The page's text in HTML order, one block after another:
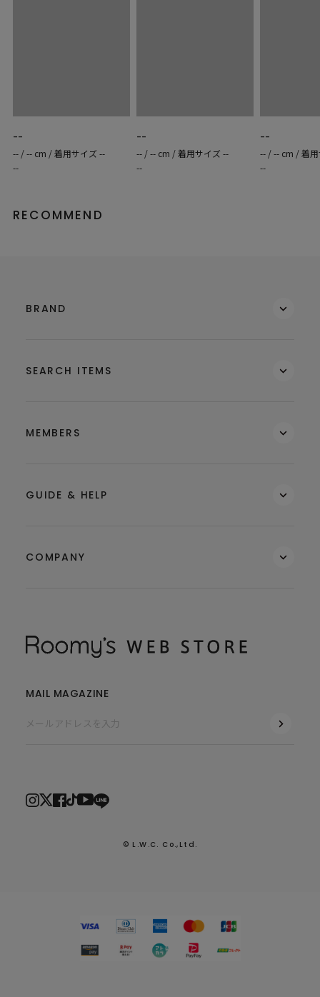
--
-- / -- cm / 着用サイズ --
--
--
-- / -- cm / 着用サイズ --
--
--
-- / -- cm / 着
--
RECOMMEND
BRAND
SEARCH ITEMS
MEMBERS
GUIDE & HELP
COMPANY
MAIL MAGAZINE
© L.W.C. Co.,Ltd.